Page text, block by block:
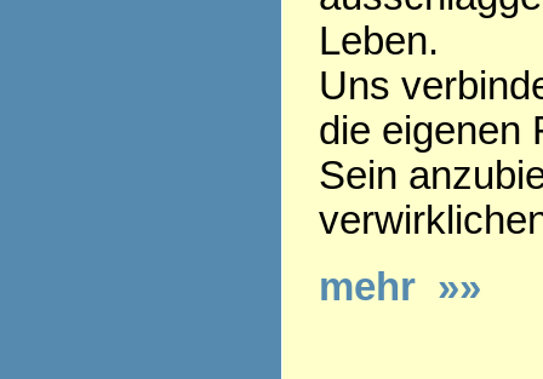
Leben.
Uns
die eigenen
Sein
mehr »»